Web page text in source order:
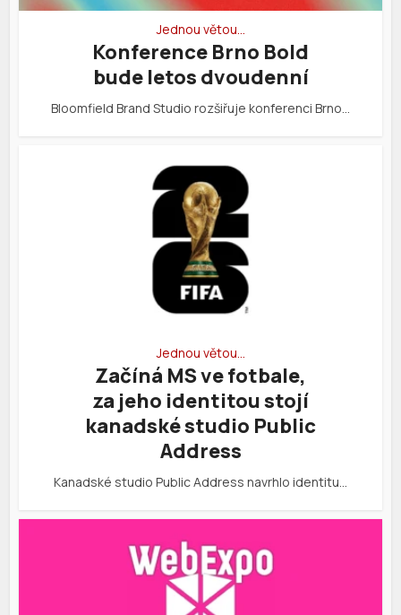
Jednou větou…
Konference Brno Bold
bude letos dvoudenní
Bloomfield Brand Studio rozšiřuje konferenci Brno…
Jednou větou…
Začíná MS ve fotbale,
za jeho identitou stojí
kanadské studio Public
Address
Kanadské studio Public Address navrhlo identitu…